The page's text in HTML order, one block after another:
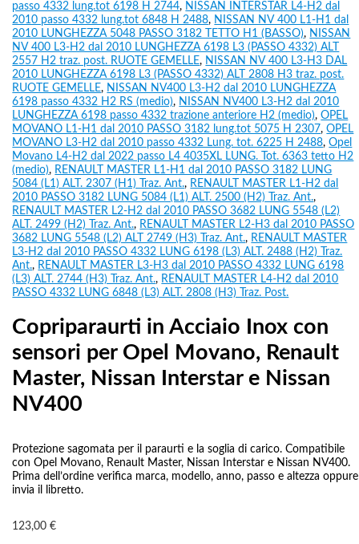
passo 4332 lung.tot 6198 H 2744, NISSAN INTERSTAR L4-H2 dal
2010 passo 4332 lung.tot 6848 H 2488, NISSAN NV 400 L1-H1 dal
2010 LUNGHEZZA 5048 PASSO 3182 TETTO H1 (BASSO), NISSAN
NV 400 L3-H2 dal 2010 LUNGHEZZA 6198 L3 (PASSO 4332) ALT
2557 H2 traz. post. RUOTE GEMELLE, NISSAN NV 400 L3-H3 DAL
2010 LUNGHEZZA 6198 L3 (PASSO 4332) ALT 2808 H3 traz. post.
RUOTE GEMELLE, NISSAN NV400 L3-H2 dal 2010 LUNGHEZZA
6198 passo 4332 H2 RS (medio), NISSAN NV400 L3-H2 dal 2010
LUNGHEZZA 6198 passo 4332 trazione anteriore H2 (medio),OPEL
MOVANO L1-H1 dal 2010 PASSO 3182 lung.tot 5075 H 2307,OPEL
MOVANO L3-H2 dal 2010 passo 4332 Lung. tot. 6225 H 2488,Opel
Movano L4-H2 dal 2022 passo L4 4035XL LUNG. Tot. 6363 tetto H2
(medio), RENAULT MASTER L1-H1 dal 2010 PASSO 3182 LUNG
5084 (L1) ALT. 2307 (H1) Traz. Ant., RENAULT MASTER L1-H2 dal
2010 PASSO 3182 LUNG 5084 (L1) ALT. 2500 (H2) Traz. Ant.,
RENAULT MASTER L2-H2 dal 2010 PASSO 3682 LUNG 5548 (L2)
ALT. 2499 (H2) Traz. Ant., RENAULT MASTER L2-H3 dal 2010 PASSO
3682 LUNG 5548 (L2) ALT 2749 (H3) Traz. Ant., RENAULT MASTER
L3-H2 dal 2010 PASSO 4332 LUNG 6198 (L3) ALT. 2488 (H2) Traz.
Ant., RENAULT MASTER L3-H3 dal 2010 PASSO 4332 LUNG 6198
(L3) ALT. 2744 (H3) Traz. Ant., RENAULT MASTER L4-H2 dal 2010
PASSO 4332 LUNG 6848 (L3) ALT. 2808 (H3) Traz. Post.
Copriparaurti in Acciaio Inox con
sensori per Opel Movano, Renault
Master, Nissan Interstar e Nissan
NV400
123,00€
Protezione sagomata per il paraurti e la soglia di carico. Compatibile
con Opel Movano, Renault Master, Nissan Interstar e Nissan NV400.
Prima dell’ordine verifica marca, modello, anno, passo e altezza oppure
invia il libretto.